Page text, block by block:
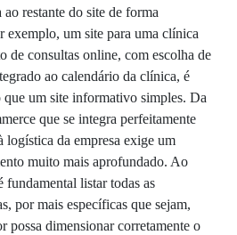
restante do site de forma
exemplo, um site para uma clínica
de consultas online, com escolha de
ao calendário da clínica, é
um site informativo simples. Da
que se integra perfeitamente
logística da empresa exige um
muito mais aprofundado. Ao
fundamental listar todas as
por mais específicas que sejam,
possa dimensionar corretamente o